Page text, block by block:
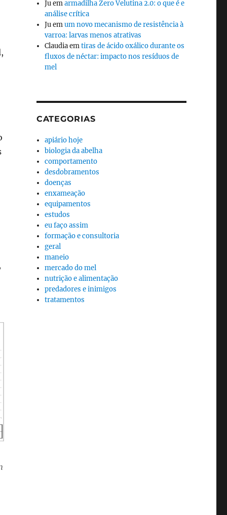
Juemarmadilha Zero Velutina 2.0: o que é e
análise crítica
Juemum novo mecanismo de resistência à
varroa: larvas menos atrativas
Claudiaemtiras de ácido oxálico durante os
fluxos de néctar: impacto nos resíduos de
mel
CATEGORIAS
apiário hoje
biologia da abelha
comportamento
desdobramentos
doenças
enxameação
equipamentos
estudos
eu faço assim
formação e consultoria
geral
maneio
mercado do mel
nutrição e alimentação
predadores e inimigos
tratamentos